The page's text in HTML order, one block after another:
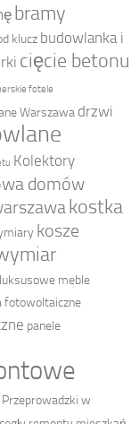
bramy
klucz budowlanka i
cięcie betonu
fotele
Warszawa drzwi
Kolektory
domów
kostka
kosze
luksusowe meble
fotowoltaiczne
panele
Przeprowadzki w